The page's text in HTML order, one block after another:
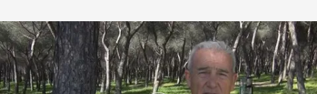
cuatro.com
31 MAR 2017 - 12:21h.